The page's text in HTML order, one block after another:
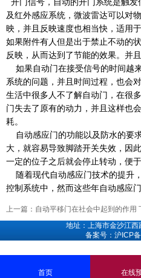
开门信号，自动的开门系统是触发
及红外感应系统，微波雷达可以对
映，并且反映速度也相当快，适用
如果附件有人但是出于禁止不动的
反映，从而达到了节能的效果。并
如果自动门在接受信号的时间越
系统的问题，并且时间过程，也会
生活中很多人不了解自动门，在很
门失去了原有的动力，并且这样也
耗。
自动感应门的功能以及防水的要
大，就容易导致脚踏开关失效，因
一定的位子之后就会停止转动，便
随着现代自动感应门技术的提升
控制系统中，然而这些年自动感应
上一篇： 自动平移门在社会中起到的作用
地址：上海市金沙江
备案号：沪ICP
首页 在线